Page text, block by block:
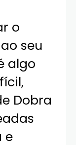
o
seu
algo
Dobra
e